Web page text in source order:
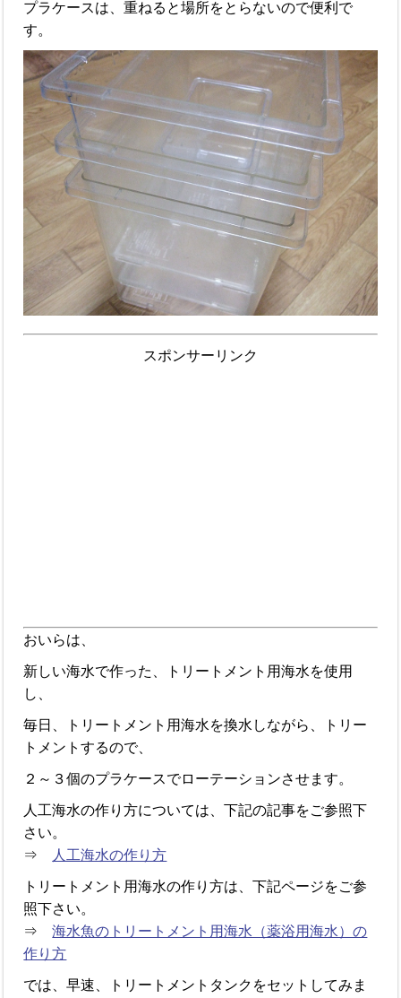
プラケースは、重ねると場所をとらないので便利で
す。
スポンサーリンク
おいらは、
新しい海水で作った、トリートメント用海水を使用
し、
毎日、トリートメント用海水を換水しながら、トリー
トメントするので、
２～３個のプラケースでローテーションさせます。
人工海水の作り方については、下記の記事をご参照下
さい。
⇒
人工海水の作り方
トリートメント用海水の作り方は、下記ページをご参
照下さい。
⇒海水魚のトリートメント用海水（薬浴用海水）の
作り方
では、早速、トリートメントタンクをセットしてみま